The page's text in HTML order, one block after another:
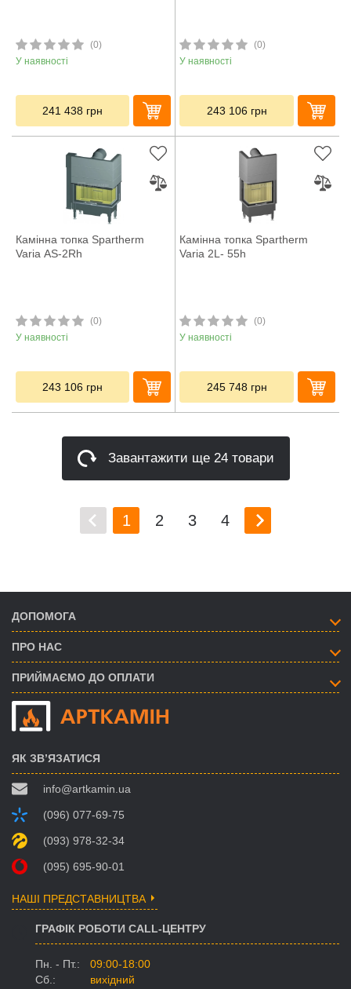
(0)
У наявності
241 438 грн
(0)
У наявності
243 106 грн
Камінна топка Spartherm
Varia AS-2Rh
(0)
У наявності
243 106 грн
Камінна топка Spartherm
Varia 2L- 55h
(0)
У наявності
245 748 грн
Завантажити ще 24 товари
1 2 3 4
ДОПОМОГА
ПРО НАС
ПРИЙМАЄМО ДО ОПЛАТИ
ЯК ЗВ’ЯЗАТИСЯ
info@artkamin.ua
(096) 077-69-75
(093) 978-32-34
(095) 695-90-01
НАШІ ПРЕДСТАВНИЦТВА
ГРАФІК РОБОТИ CALL-ЦЕНТРУ
Пн. - Пт.:
09:00-18:00
Сб.:
вихідний